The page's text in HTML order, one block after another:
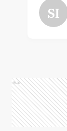
SI
Ads